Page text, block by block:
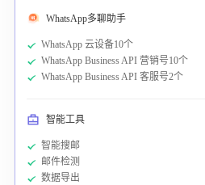
WhatsApp多聊助手
WhatsApp 云设备10个
WhatsApp Business API 营销号10个
WhatsApp Business API 客服号2个
智能工具
智能搜邮
邮件检测
数据导出